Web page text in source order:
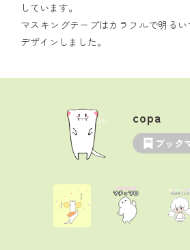
しています。
マスキングテープはカラフルで明る
デザインしました。
copa
ブック